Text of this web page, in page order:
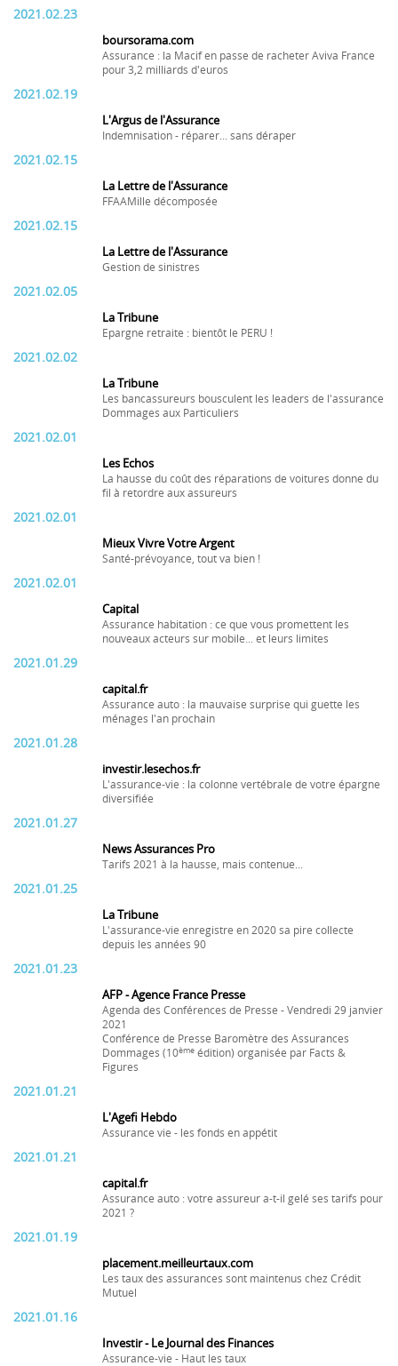
2021.02.23
boursorama.com
Assurance : la Macif en passe de racheter Aviva France
pour 3,2 milliards d'euros
2021.02.19
L'Argus de l'Assurance
Indemnisation - réparer... sans déraper
2021.02.15
La Lettre de l'Assurance
FFAAMille décomposée
2021.02.15
La Lettre de l'Assurance
Gestion de sinistres
2021.02.05
La Tribune
Epargne retraite : bientôt le PERU !
2021.02.02
La Tribune
Les bancassureurs bousculent les leaders de l'assurance
Dommages aux Particuliers
2021.02.01
Les Echos
La hausse du coût des réparations de voitures donne du
fil à retordre aux assureurs
2021.02.01
Mieux Vivre Votre Argent
Santé-prévoyance, tout va bien !
2021.02.01
Capital
Assurance habitation : ce que vous promettent les
nouveaux acteurs sur mobile... et leurs limites
2021.01.29
capital.fr
Assurance auto : la mauvaise surprise qui guette les
ménages l'an prochain
2021.01.28
investir.lesechos.fr
L'assurance-vie : la colonne vertébrale de votre épargne
diversifiée
2021.01.27
News Assurances Pro
Tarifs 2021 à la hausse, mais contenue...
2021.01.25
La Tribune
L'assurance-vie enregistre en 2020 sa pire collecte
depuis les années 90
2021.01.23
AFP - Agence France Presse
Agenda des Conférences de Presse - Vendredi 29 janvier
2021
Conférence de Presse Baromètre des Assurances
Dommages (10ème édition) organisée par Facts &
Figures
2021.01.21
L'Agefi Hebdo
Assurance vie - les fonds en appétit
2021.01.21
capital.fr
Assurance auto : votre assureur a-t-il gelé ses tarifs pour
2021 ?
2021.01.19
placement.meilleurtaux.com
Les taux des assurances sont maintenus chez Crédit
Mutuel
2021.01.16
Investir - Le Journal des Finances
Assurance-vie - Haut les taux